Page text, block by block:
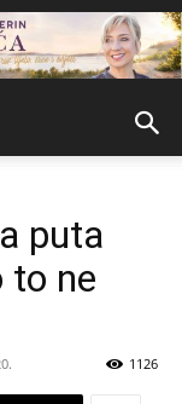
puta
to ne
1126